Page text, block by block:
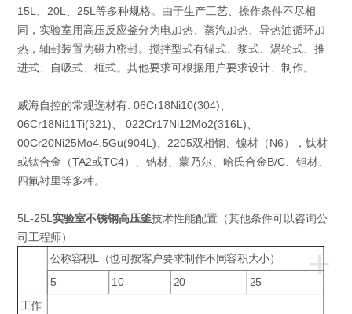
15L、20L、25L等多种规格。由于生产工艺、操作条件不尽相
同，实验室用高压反应釜分为电加热、蒸汽加热、导热油循环加
热，轴封装置为磁力密封。搅拌型式有锚式、浆式、涡轮式、推
进式、自吸式、框式。其他要求可根据用户要求设计、制作。
威海自控的常规选材有: 06Cr18Ni10(304)、
06Cr18Ni11Ti(321)、 022Cr17Ni12Mo2(316L)、
00Cr20Ni25Mo4.5Gu(904L)、2205双相钢、镍材（N6），钛材
或钛合金（TA2或TC4）、锆材、蒙乃尔、哈氏合金B/C、钽材、
四氟衬里等多种。
5L-25L实验室不锈钢高压釜技术性能配置（其他条件可以咨询公
司工程师）
+
公称容积L（也可按客户要求制作不同容积大小）
5 10 20
25
工作